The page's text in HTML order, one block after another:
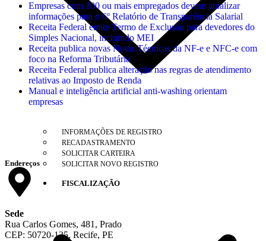
INFORMAÇÕES DE REGISTRO
RECADASTRAMENTO
SOLICITAR CARTEIRA
SOLICITAR NOVO REGISTRO
FISCALIZAÇÃO
Empresas com 100 ou mais empregados devem atualizar
informações para o 6º Relatório de Transparência Salarial
Receita Federal emite Termo de Exclusão para devedores do
Simples Nacional, incluindo MEI
Receita publica novas Notas Técnicas da NF-e e NFC-e com
foco na Reforma Tributária
Receita Federal publica alteração nas regras de atendimento
relativas ao Imposto de Renda
Manual e inteligência artificial anti-washing orientam
empresas
Endereços
Sede
Rua Carlos Gomes, 481, Prado
CEP: 50720-135, Recife, PE